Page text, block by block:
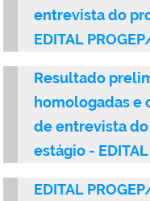
entrevista do
EDITAL
Resultado
homologadas e
de entrevista
estágio -
EDITAL